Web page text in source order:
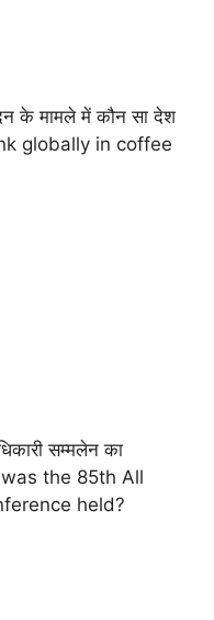
के मामले में कौन सा देश
globally in coffee
सम्मलेन का
was the 85th All
held?